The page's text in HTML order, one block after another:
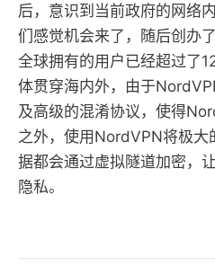
后，意识到当前政府的网络
们感觉机会来了，随后创办
全球拥有的用户已经超过了
体贯穿海内外，由于
及高级的混淆协议，使得
之外，使用NordVPN将极大
据都会通过虚拟隧道加密，
隐私。